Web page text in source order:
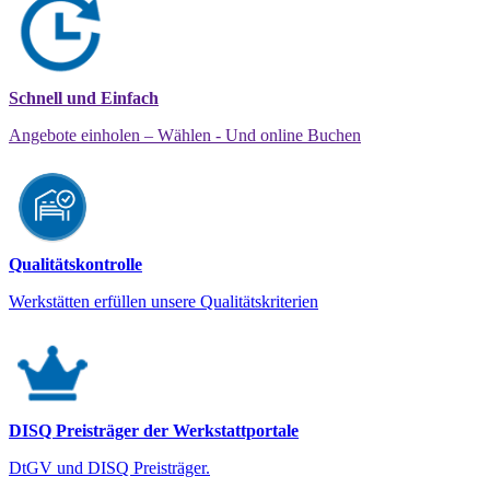
Schnell und Einfach
Angebote einholen – Wählen - Und online Buchen
Qualitätskontrolle
Werkstätten erfüllen unsere Qualitätskriterien
DISQ Preisträger der Werkstattportale
DtGV und DISQ Preisträger.